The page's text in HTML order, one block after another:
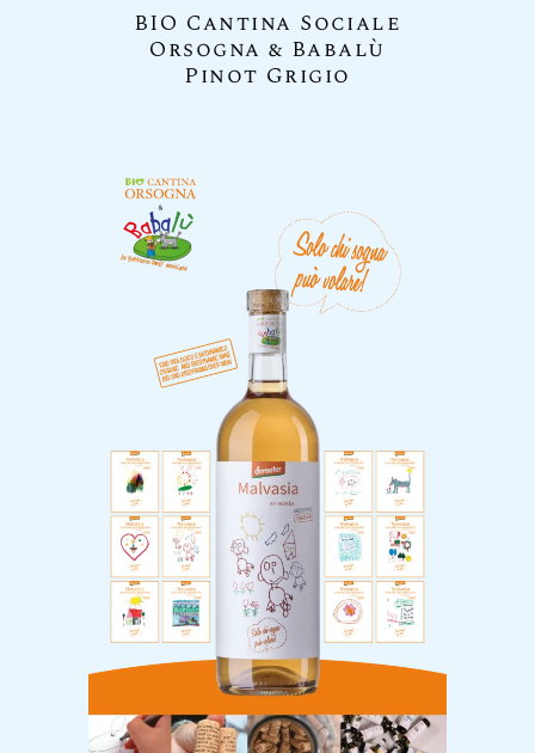
BIO Cantina Sociale
Orsogna & Babalù
Pinot Grigio